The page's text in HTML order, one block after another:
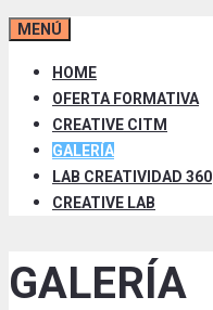
MENÚ
HOME
OFERTA FORMATIVA
CREATIVE CITM
GALERÍA
LAB CREATIVIDAD 360
CREATIVE LAB
GALERÍA